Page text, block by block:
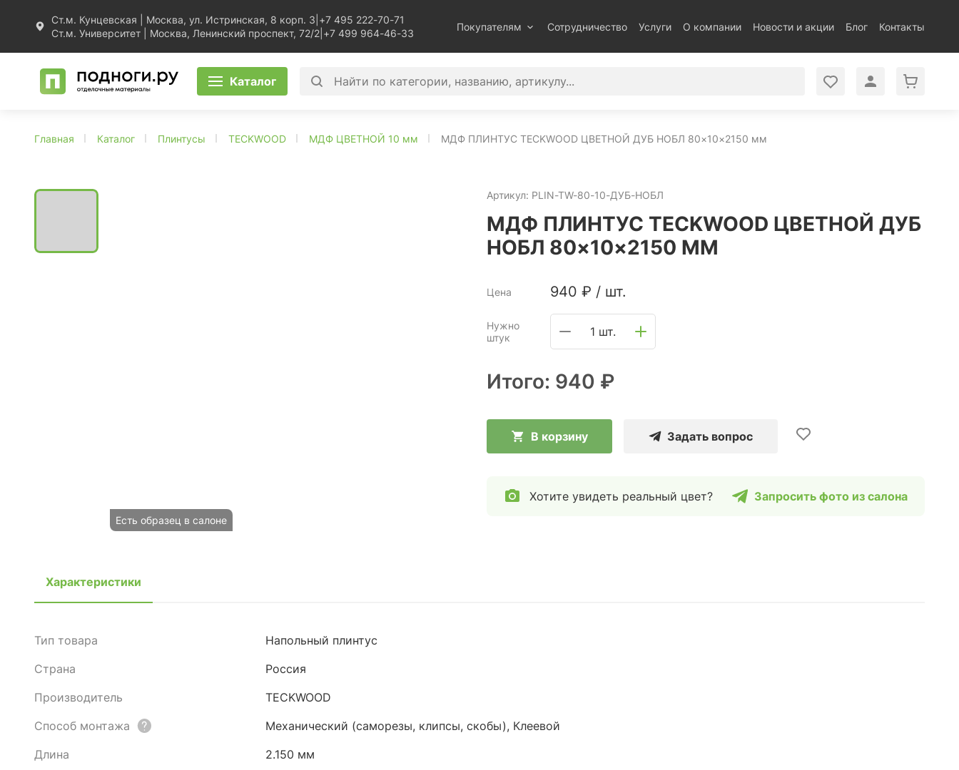
Ст.м. Кунцевская | Москва, ул. Истринская, 8 корп. 3 +7 495 222-70-71
Ст.м. Университет | Москва, Ленинский проспект, 72/2 +7 499 964-46-33
Покупателям Сотрудничество Услуги О компании Новости и акции Блог Контакты
Каталог
Главная Каталог Плинтусы TECKWOOD МДФ ЦВЕТНОЙ 10 мм МДФ ПЛИНТУС TECKWOOD ЦВЕТНОЙ ДУБ НОБЛ 80×10×2150 мм
Есть образец в салоне
Артикул: PLIN-TW-80-10-ДУБ-НОБЛ
МДФ ПЛИНТУС TECKWOOD ЦВЕТНОЙ ДУБ
НОБЛ 80×10×2150 ММ
Цена 940 ₽ / шт.
Нужно
штук
1 шт.
Итого: 940 ₽
В корзину Задать вопрос
Хотите увидеть реальный цвет? Запросить фото из салона
Характеристики
Тип товара
Напольный плинтус
Страна
Россия
Производитель
TECKWOOD
Способ монтажа
Механический (саморезы, клипсы, скобы), Клеевой
Длина
2.150 мм